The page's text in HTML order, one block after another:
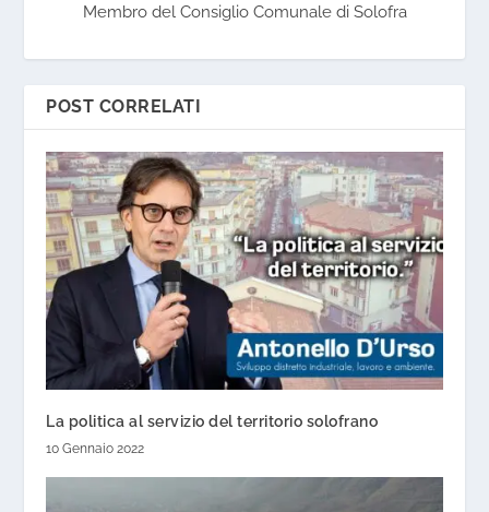
Membro del Consiglio Comunale di Solofra
POST CORRELATI
La politica al servizio del territorio solofrano
10 Gennaio 2022